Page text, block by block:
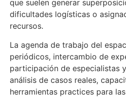
que suelen generar
dificultades logísticas o
recursos.
La agenda de trabajo del
periódicos, intercambio de
participación de especialistas
análisis de casos reales,
herramientas practices para